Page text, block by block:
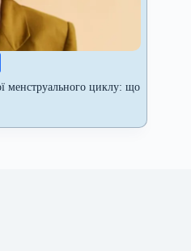
менструального циклу: що